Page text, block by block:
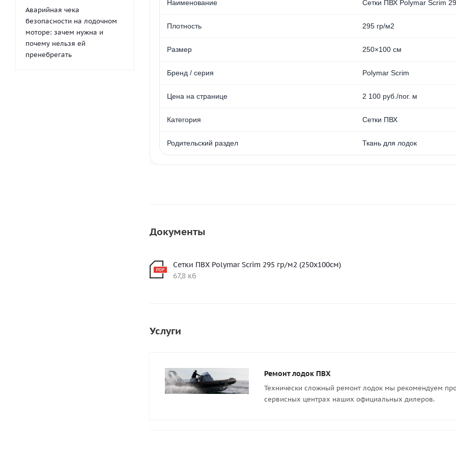
Наименование Сетки ПВХ Polymar Scrim
Плотность 295 гр/м2
Размер 250×100 см
Бренд / серия Polymar Scrim
Цена на странице 2 100 руб./пог. м
Категория Сетки ПВХ
Родительский раздел Ткань для лодок
Документы
Сетки ПВХ Polymar Scrim 295 гр/м2 (250х100см)
67,8 кб
Услуги
Ремонт лодок ПВХ
Технически сложный ремонт лодок мы рекомендуем
сервисных центрах наших официальных дилеров.
Аварийная чека
безопасности на лодочном
моторе: зачем нужна и
почему нельзя ей
пренебрегать